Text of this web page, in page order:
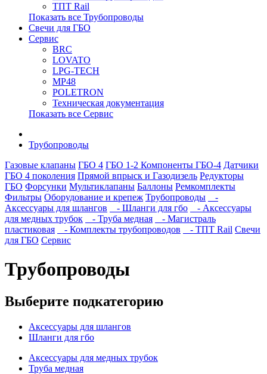
ТПТ Rail
Показать все Трубопроводы
Свечи для ГБО
Сервис
BRC
LOVATO
LPG-TECH
MP48
POLETRON
Техническая документация
Показать все Сервис
Трубопроводы
Газовые клапаны ГБО 4 ГБО 1-2 Компоненты ГБО-4 Датчики
ГБО 4 поколения Прямой впрыск и Газодизель Редукторы
ГБО Форсунки Мультиклапаны Баллоны Ремкомплекты
Фильтры Оборудование и крепеж Трубопроводы
-
Аксессуары для шлангов
- Шланги для гбо
- Аксессуары
для медных трубок
- Труба медная
- Магистраль
пластиковая
- Комплекты трубопроводов - ТПТ Rail Свечи
для ГБО Сервис
Трубопроводы
Выберите подкатегорию
Аксессуары для шлангов
Шланги для гбо
Аксессуары для медных трубок
Труба медная